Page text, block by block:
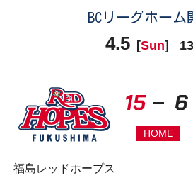
BCリーグホーム
4.5 [Sun]
福島レッドホープス
15 6
HOME